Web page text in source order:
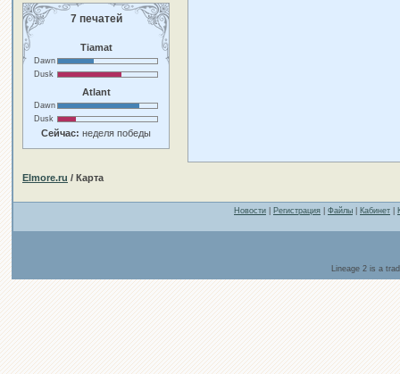
7 печатей
Tiamat
Dawn
Dusk
Atlant
Dawn
Dusk
Сейчас: неделя победы
Elmore.ru / Карта
Новости Регистрация Файлы Кабинет
Lineage 2 is a